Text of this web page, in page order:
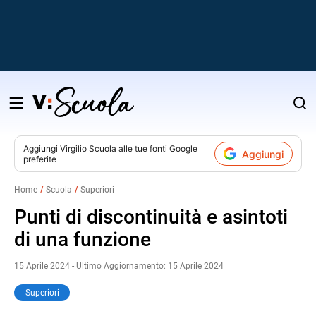
Salta
contenuto
Aggiungi Virgilio Scuola alle tue fonti Google
preferite
Aggiungi
Home Scuola Superiori
Punti di discontinuità e asintoti
di una funzione
15 Aprile 2024 - Ultimo Aggiornamento: 15 Aprile 2024
Superiori